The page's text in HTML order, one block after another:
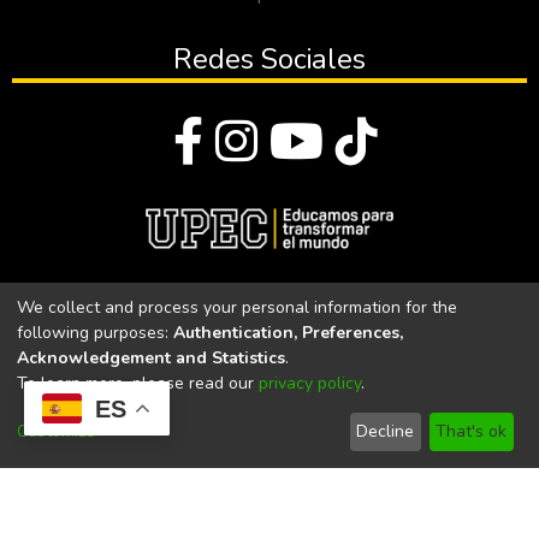
ES
y proyectos impulsados.
Redes Sociales
Universidad Politécnica Estatal del Carchi
Universidad Politécnica Estatal del Carchi | Acreditada por el
CACES Resolución N°. 160-SE-33-CACES-2020
We collect and process your personal information for the
following purposes: Authentication, Preferences,
Acknowledgement and Statistics.
To learn more, please read our privacy policy.
Customize Decline That's ok